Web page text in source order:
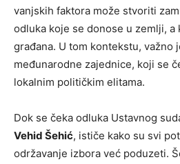
vanjskih faktora može stvoriti
odluka koje se donose u zemlji, a
građana. U tom kontekstu, važno
međunarodne zajednice, koji se
lokalnim političkim elitama.
Dok se čeka odluka Ustavnog
Vehid Šehić, ističe kako su svi
održavanje izbora već poduzeti.